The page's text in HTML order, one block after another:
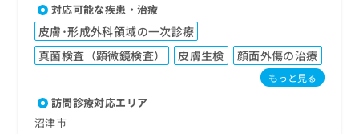
対応可能な疾患・治療
皮膚･形成外科領域の一次診療
真菌検査（顕微鏡検査）
皮膚生検 顔面外傷の治療
もっと見る
訪問診療対応エリア
沼津市